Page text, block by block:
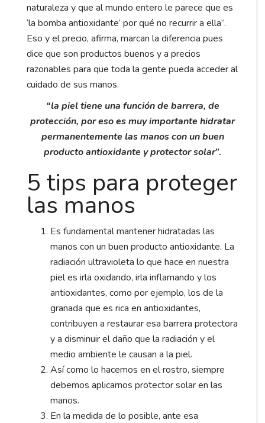
naturaleza y que al mundo entero le parece que es
‘la bomba antioxidante’ por qué no recurrir a ella”.
Eso y el precio, afirma, marcan la diferencia pues
dice que son productos buenos y a precios
razonables para que toda la gente pueda acceder al
cuidado de sus manos.
“la piel tiene una función de barrera, de
protección, por eso es muy importante hidratar
permanentemente las manos con un buen
producto antioxidante y protector solar”.
5 tips para proteger
las manos
Es fundamental mantener hidratadas las
manos con un buen producto antioxidante. La
radiación ultravioleta lo que hace en nuestra
piel es irla oxidando, irla inflamando y los
antioxidantes, como por ejemplo, los de la
granada que es rica en antioxidantes,
contribuyen a restaurar esa barrera protectora
y a disminuir el daño que la radiación y el
medio ambiente le causan a la piel.
Así como lo hacemos en el rostro, siempre
debemos aplicarnos protector solar en las
manos.
En la medida de lo posible, ante esa